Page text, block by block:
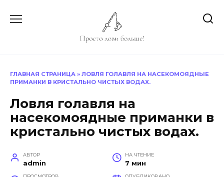
ГЛАВНАЯ СТРАНИЦА » ЛОВЛЯ ГОЛАВЛЯ НА НАСЕКОМОЯДНЫЕ
ПРИМАНКИ В КРИСТАЛЬНО ЧИСТЫХ ВОДАХ.
Ловля голавля на
насекомоядные приманки в
кристально чистых водах.
АВТОР
admin
НА ЧТЕНИЕ
7 мин